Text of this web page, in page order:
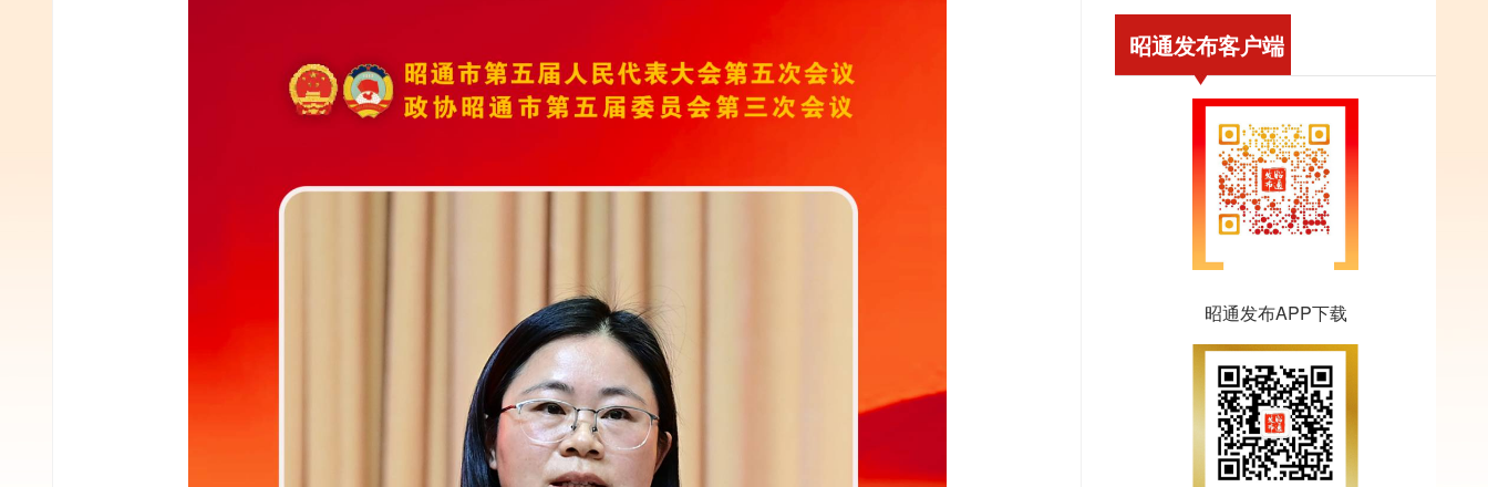
昭通发布客户端
昭通发布APP下载